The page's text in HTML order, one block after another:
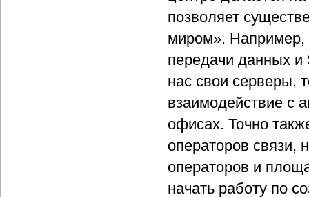
позволяет
миром». Например,
передачи данных и
нас свои серверы,
взаимодействие с
офисах. Точно
операторов связи,
операторов и
начать работу по